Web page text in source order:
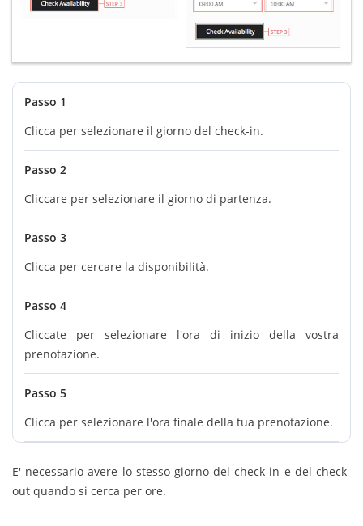
Passo 1
Clicca per selezionare il giorno del check-in.
Passo 2
Cliccare per selezionare il giorno di partenza.
Passo 3
Clicca per cercare la disponibilità.
Passo 4
Cliccate per selezionare l'ora di inizio della vostra
prenotazione.
Passo 5
Clicca per selezionare l'ora finale della tua prenotazione.
E' necessario avere lo stesso giorno del check-in e del check-
out quando si cerca per ore.